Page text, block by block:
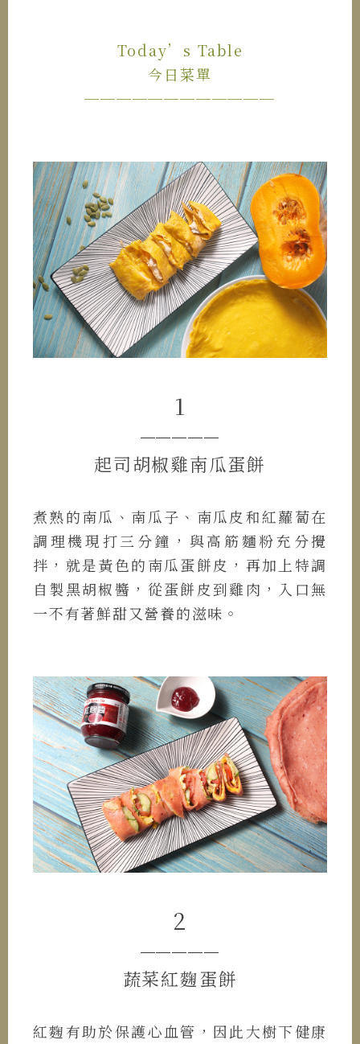
Today’s Table
今日菜單
────────────
1
─────
起司胡椒雞南瓜蛋餅
煮熟的南瓜、南瓜子、南瓜皮和紅蘿蔔在
調理機現打三分鐘，與高筋麵粉充分攪
拌，就是黃色的南瓜蛋餅皮，再加上特調
自製黑胡椒醬，從蛋餅皮到雞肉，入口無
一不有著鮮甜又營養的滋味。
2
─────
蔬菜紅麴蛋餅
紅麴有助於保護心血管，因此大樹下健康